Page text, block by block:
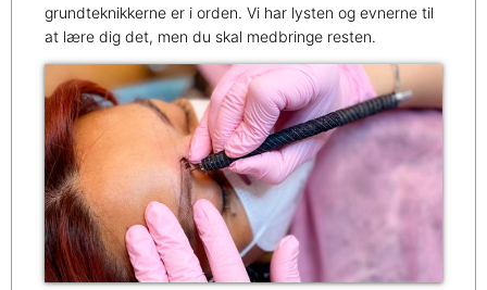
grundteknikkerne er i orden. Vi har lysten og evnerne til
at lære dig det, men du skal medbringe resten.